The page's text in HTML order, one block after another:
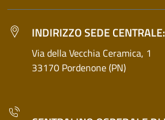
INDIRIZZO SEDE CENTRALE:
Via della Vecchia Ceramica, 1
33170 Pordenone (PN)